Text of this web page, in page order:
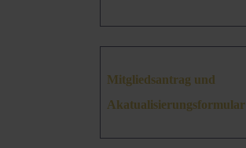
Mitgliedsantrag und
Akatualisierungsformular